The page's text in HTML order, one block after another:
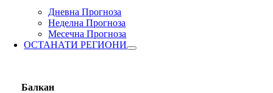
Дневна Прогноза
Неделна Прогноза
Месечна Прогноза
ОСТАНАТИ РЕГИОНИ
Балкан